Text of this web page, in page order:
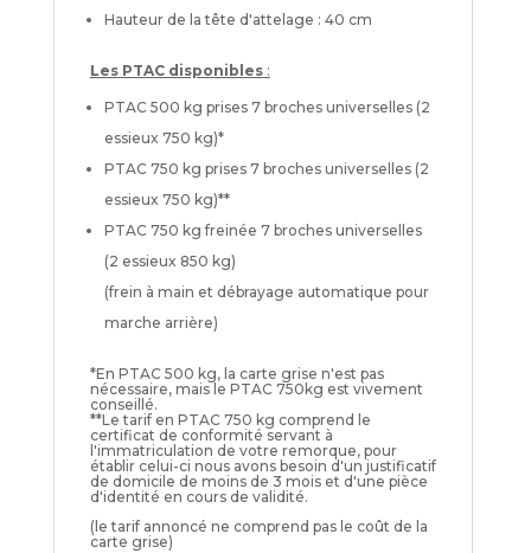
Hauteur de la tête d'attelage : 40 cm
Les PTAC disponibles:
PTAC 500 kg prises 7 broches universelles (2
essieux 750 kg)*
PTAC 750 kg prises 7 broches universelles (2
essieux 750 kg)**
PTAC 750 kg freinée 7 broches universelles
(2 essieux 850 kg)
(frein à main et débrayage automatique pour
marche arrière)
*En PTAC 500 kg, la carte grise n'est pas
nécessaire, mais le PTAC 750kg est vivement
conseillé.
**Le tarif en PTAC 750 kg comprend le
certificat de conformité servant à
l'immatriculation de votre remorque, pour
établir celui-ci nous avons besoin d'un justificatif
de domicile de moins de 3 mois et d'une pièce
d'identité en cours de validité.
(le tarif annoncé ne comprend pas le coût de la
carte grise)